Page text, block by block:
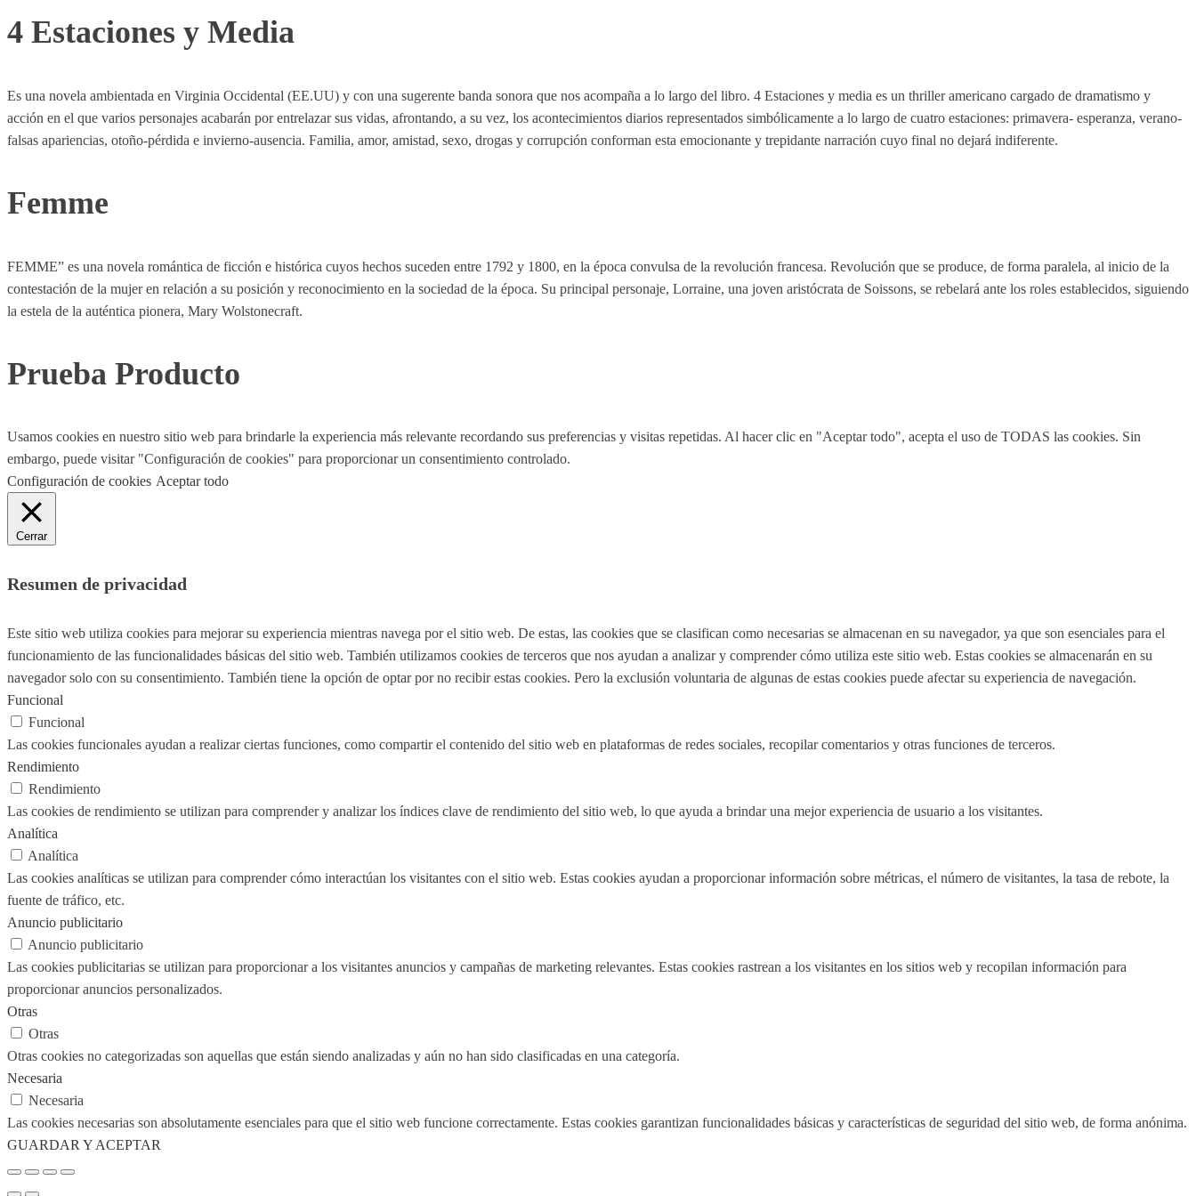
4 Estaciones y Media
Es una novela ambientada en Virginia Occidental (EE.UU) y con una sugerente banda sonora que nos acompaña a lo largo del libro. 4 Estaciones y media es un thriller americano cargado de dramatismo y
acción en el que varios personajes acabarán por entrelazar sus vidas, afrontando, a su vez, los acontecimientos diarios representados simbólicamente a lo largo de cuatro estaciones: primavera- esperanza, verano-
falsas apariencias, otoño-pérdida e invierno-ausencia. Familia, amor, amistad, sexo, drogas y corrupción conforman esta emocionante y trepidante narración cuyo final no dejará indiferente.
Femme
FEMME” es una novela romántica de ficción e histórica cuyos hechos suceden entre 1792 y 1800, en la época convulsa de la revolución francesa. Revolución que se produce, de forma paralela, al inicio de la
contestación de la mujer en relación a su posición y reconocimiento en la sociedad de la época. Su principal personaje, Lorraine, una joven aristócrata de Soissons, se rebelará ante los roles establecidos, siguiendo
la estela de la auténtica pionera, Mary Wolstonecraft.
Prueba Producto
Usamos cookies en nuestro sitio web para brindarle la experiencia más relevante recordando sus preferencias y visitas repetidas. Al hacer clic en "Aceptar todo", acepta el uso de TODAS las cookies. Sin
embargo, puede visitar "Configuración de cookies" para proporcionar un consentimiento controlado.
Configuración de cookies Aceptar todo
Cerrar
Resumen de privacidad
Este sitio web utiliza cookies para mejorar su experiencia mientras navega por el sitio web. De estas, las cookies que se clasifican como necesarias se almacenan en su navegador, ya que son esenciales para el
funcionamiento de las funcionalidades básicas del sitio web. También utilizamos cookies de terceros que nos ayudan a analizar y comprender cómo utiliza este sitio web. Estas cookies se almacenarán en su
navegador solo con su consentimiento. También tiene la opción de optar por no recibir estas cookies. Pero la exclusión voluntaria de algunas de estas cookies puede afectar su experiencia de navegación.
Funcional
Funcional
Las cookies funcionales ayudan a realizar ciertas funciones, como compartir el contenido del sitio web en plataformas de redes sociales, recopilar comentarios y otras funciones de terceros.
Rendimiento
Rendimiento
Las cookies de rendimiento se utilizan para comprender y analizar los índices clave de rendimiento del sitio web, lo que ayuda a brindar una mejor experiencia de usuario a los visitantes.
Analítica
Analítica
Las cookies analíticas se utilizan para comprender cómo interactúan los visitantes con el sitio web. Estas cookies ayudan a proporcionar información sobre métricas, el número de visitantes, la tasa de rebote, la
fuente de tráfico, etc.
Anuncio publicitario
Anuncio publicitario
Las cookies publicitarias se utilizan para proporcionar a los visitantes anuncios y campañas de marketing relevantes. Estas cookies rastrean a los visitantes en los sitios web y recopilan información para
proporcionar anuncios personalizados.
Otras
Otras
Otras cookies no categorizadas son aquellas que están siendo analizadas y aún no han sido clasificadas en una categoría.
Necesaria
Necesaria
Las cookies necesarias son absolutamente esenciales para que el sitio web funcione correctamente. Estas cookies garantizan funcionalidades básicas y características de seguridad del sitio web, de forma anónima.
GUARDAR Y ACEPTAR